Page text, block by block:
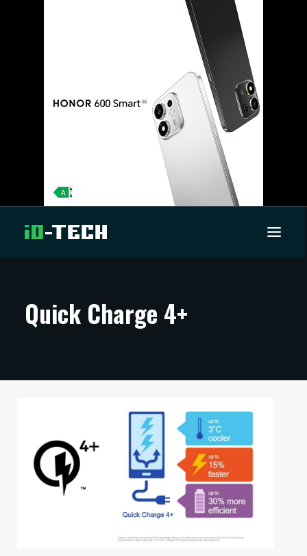
ARTIKKELIT
TECHBBS
HINTA.FI
KAUPPA
VAIHDA TEEMA
Quick Charge 4+